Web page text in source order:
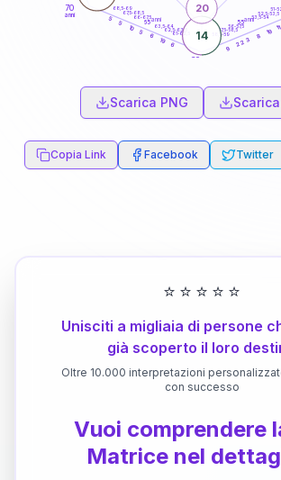
60
70
anni
51-
52,5-53,5
53,5-54
56-57,5
57,5-58,5
58,5-59
61-62,5
62,5-63,5
63,5-64
66-67,5
67,5-68,5
68,5-69
11
19
8
3
22
9
6
19
6
5
10
5
5
14
20
55anni
65anni
Scarica PNG Scarica
Copia Link Facebook Twitter
⭐ ⭐ ⭐ ⭐ ⭐
Unisciti a migliaia di persone
già scoperto il loro
Oltre 10.000 interpretazioni
con successo
Vuoi comprendere
Matrice nel